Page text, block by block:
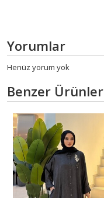
Yorumlar
Henüz yorum yok
Benzer Ürünler